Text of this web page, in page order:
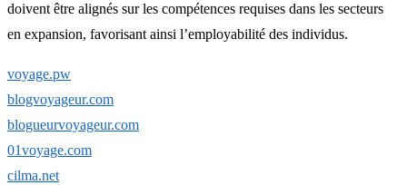
doivent être alignés sur les compétences requises dans les secteurs
en expansion, favorisant ainsi l’employabilité des individus.
voyage.pw
blogvoyageur.com
blogueurvoyageur.com
01voyage.com
cilma.net